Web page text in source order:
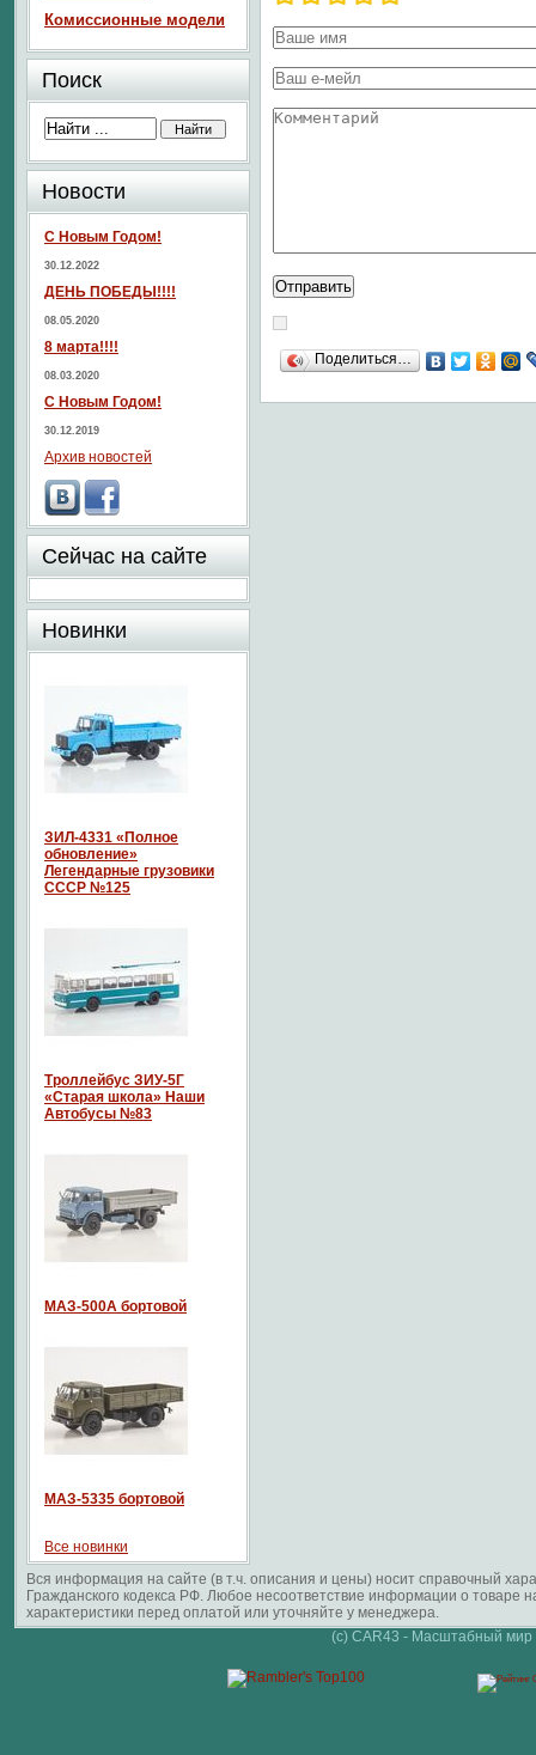
Поделиться…
Комиссионные модели
Поиск
Новости
С Новым Годом!
30.12.2022
ДЕНЬ ПОБЕДЫ!!!!
08.05.2020
8 марта!!!!
08.03.2020
С Новым Годом!
30.12.2019
Архив новостей
Сейчас на сайте
Новинки
ЗИЛ-4331 «Полное
обновление»
Легендарные грузовики
СССР №125
Троллейбус ЗИУ-5Г
«Старая школа» Наши
Автобусы №83
МАЗ-500А бортовой
МАЗ-5335 бортовой
Все новинки
Вся информация на сайте (в т.ч. описания и цены) носит справочный
Гражданского кодекса РФ. Любое несоответствие информации о
характеристики перед оплатой или уточняйте у менеджера.
(c) CAR43 - Масштабный мир